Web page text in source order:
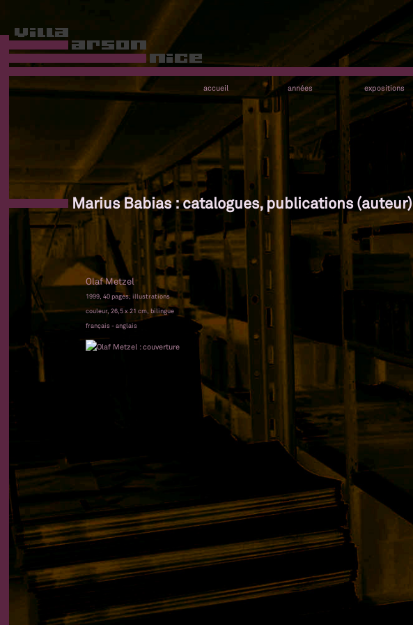
accueil années expositions
Marius Babias : catalogues, publications (auteur)
Olaf Metzel
1999, 40 pages, illustrations
couleur, 26,5 x 21 cm, bilingue
français - anglais